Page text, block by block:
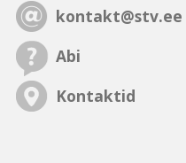
kontakt@stv.ee
Abi
Kontaktid